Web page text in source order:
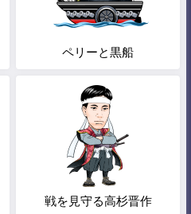
ペリーと黒船
戦を見守る高杉晋作